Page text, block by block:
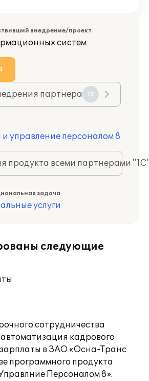
внедрение/проект
систем
партнера 13
управление персоналом 8
продукта всеми партнерами
задача
услуги
следующие
сотрудничества
кадрового
зарплаты в ЗАО «Осна-Транс
программного продукта
Персоналом 8».